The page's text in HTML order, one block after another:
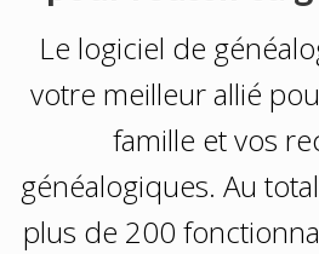
Le logiciel de
votre meilleur allié
famille et vos
généalogiques. Au
plus de 200